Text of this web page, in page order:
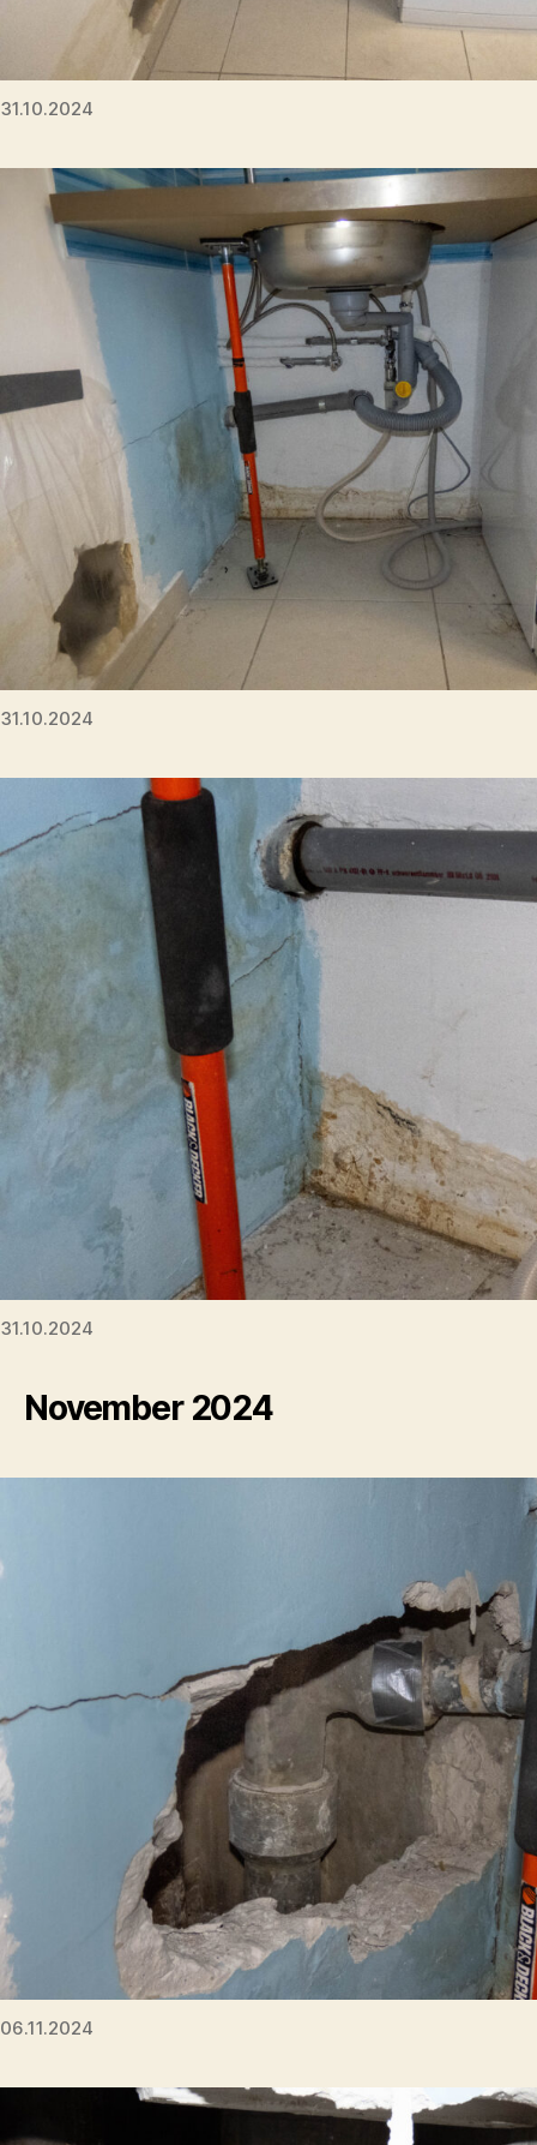
31.10.2024
31.10.2024
31.10.2024
November 2024
06.11.2024